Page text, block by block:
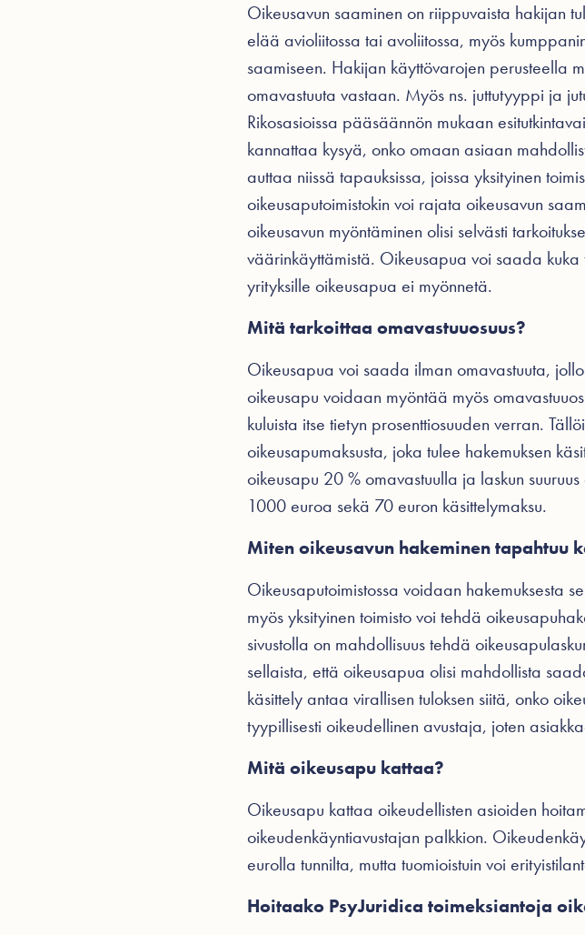
Oikeusavun saaminen on riippuvaista hakijan
elää avioliitossa tai avoliitossa, myös
saamiseen. Hakijan käyttövarojen perusteella
omavastuuta vastaan. Myös ns. juttutyyppi ja
Rikosasioissa pääsäännön mukaan
kannattaa kysyä, onko omaan asiaan
auttaa niissä tapauksissa, joissa yksityinen
oikeusaputoimistokin voi rajata oikeusavun
oikeusavun myöntäminen olisi selvästi
väärinkäyttämistä. Oikeusapua voi saada
yrityksille oikeusapua ei myönnetä.
Mitä tarkoittaa omavastuuosuus?
Oikeusapua voi saada ilman omavastuuta,
oikeusapu voidaan myöntää myös
kuluista itse tietyn prosenttiosuuden verran.
oikeusapumaksusta, joka tulee hakemuksen
oikeusapu 20 % omavastuulla ja laskun
1000 euroa sekä 70 euron käsittelymaksu.
Miten oikeusavun hakeminen tapahtuu
Oikeusaputoimistossa voidaan hakemuksesta
myös yksityinen toimisto voi tehdä
sivustolla on mahdollisuus tehdä
sellaista, että oikeusapua olisi mahdollista
käsittely antaa virallisen tuloksen siitä, onko
tyypillisesti oikeudellinen avustaja, joten
Mitä oikeusapu kattaa?
Oikeusapu kattaa oikeudellisten asioiden
oikeudenkäyntiavustajan palkkion.
eurolla tunnilta, mutta tuomioistuin voi
Hoitaako PsyJuridica toimeksiantoja